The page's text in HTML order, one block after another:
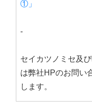
①」
-
セイカツノミセ及
は弊社HPのお問い
します。